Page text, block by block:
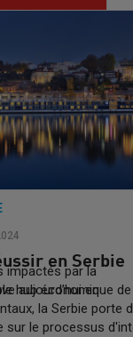
impactés par la
aujourd’hui en
en Serbie
hub économique
la Serbie porte
sur le processus